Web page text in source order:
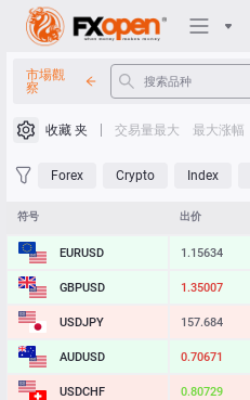
市場觀
察
收藏 夹 交易量最大 最大涨幅
Forex Crypto Index
符号 出价
EURUSD 1.15634
GBPUSD 1.35007
USDJPY 157.684
AUDUSD 0.70671
USDCHF 0.80729